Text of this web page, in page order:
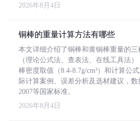
2026年8月4日
铜棒的重量计算方法有哪些
本文详细介绍了铜棒和黄铜棒重量的
（理论公式法、查表法、在线工具法
棒密度取值（8.4-8.7g/cm³）和计算公
际计算案例、误差分析及选材建议，数
2007等国家标准。
2026年8月4日